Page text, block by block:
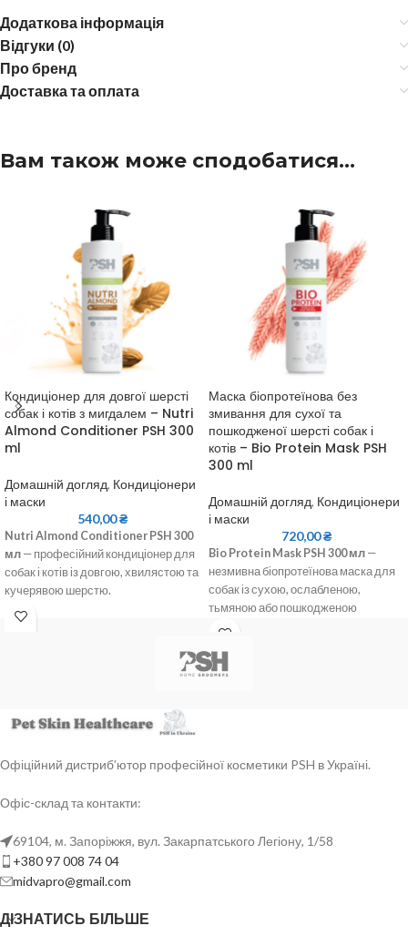
Додаткова інформація
Відгуки (0)
Про бренд
Доставка та оплата
Вам також може сподобатися…
Кондиціонер для довгої шерсті
собак і котів з мигдалем – Nutri
Almond Conditioner PSH 300
ml
Домашній догляд, Кондиціонери
і маски
540,00₴
Nutri Almond Conditioner PSH 300
мл — професійний кондиціонер для
собак і котів із довгою, хвилястою та
кучерявою шерстю.
Для легшого розчісування:
З екстрактом солодкого мигдалю:
Step 2 після шампуню:нанесіть на
чисту вологу шерсть, залиште на
Маска біопротеїнова без
змивання для сухої та
пошкодженої шерсті собак і
котів – Bio Protein Mask PSH
300 ml
Домашній догляд, Кондиціонери
і маски
720,00₴
Bio Protein Mask PSH 300 мл —
незмивна біопротеїнова маска для
собак із сухою, ослабленою,
тьмяною або пошкодженою
шерстю.
допомагає зволожити шерсть,
зробити її м’якшою, еластичнішою
розчісування.
м’якості й слухняності шерсті.
Офіційний дистриб’ютор професійної косметики PSH в Україні.
Офіс-склад та контакти:
69104, м. Запоріжжя, вул. Закарпатського Легіону, 1/58
+380 97 008 74 04
midvapro@gmail.com
ДІЗНАТИСЬ БІЛЬШЕ